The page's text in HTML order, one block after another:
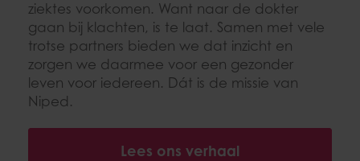
ziektes voorkomen. Want naar de dokter
gaan bij klachten, is te laat. Samen met vele
trotse partners bieden we dat inzicht en
zorgen we daarmee voor een gezonder
leven voor iedereen. Dát is de missie van
Niped.
Lees ons verhaal